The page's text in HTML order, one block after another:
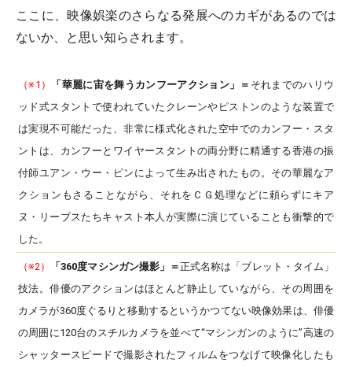
ここに、映像娯楽のさらなる発展へのカギがあるのでは
ないか、と思い知らされます。
（※1） 「華麗に宙を舞うカンフーアクション」＝ それまでのハリウ
ッド式スタントで使われていたクレーンやピストンのような装置で
は実現不可能だった、非常に様式化された空中でのカンフー・スタ
ントは、カンフーとワイヤースタントの両分野に精通する香港の振
付師ユアン・ウー・ピンによって生み出されたもの。その華麗なア
クションもさることながら、それをＣＧ処理などに頼らずにキア
ヌ・リーブスたちキャスト本人が実際に演じていることも衝撃的で
した。
（※2） 「360度マシンガン撮影」＝正式名称は「ブレット・タイム」
技法。俳優のアクションはほとんど静止していながら、その周囲を
カメラが360度ぐるりと移動するというかつてない映像効果は、俳優
の周囲に120台のスチルカメラを並べて“マシンガンのように”高速の
シャッタースピードで撮影されたフィルムをつなげて映像化したも